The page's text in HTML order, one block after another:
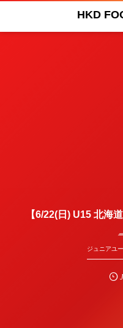
HKD
【6/22(日) U15 北海
ジュニアユ